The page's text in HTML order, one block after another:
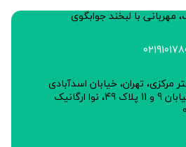
مهربانی با لبخند جوابگوی
مرکزی، تهران، خیابان اسدآبادی
(یوسف آباد)، بین خیابان 9 و 11 پلاک 49، نوا ارگانیک